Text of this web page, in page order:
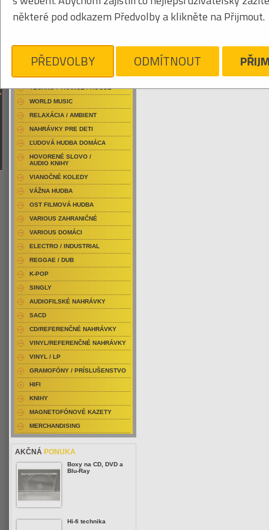
Je nám ľúto, ale pre daný žáner/
RAP / HIP HOP DOMÁCI
RAP / HIP HOP ZAHRANIČNÝ
DVD / HUDBA
PUNK / HARDCORE
TECHNO / TRANCE / HOUSE
WORLD MUSIC
RELAXÁCIA / AMBIENT
NAHRÁVKY PRE DETI
ĽUDOVÁ HUDBA DOMÁCA
HOVORENÉ SLOVO /
AUDIO KNIHY
VIANOČNÉ KOLEDY
VÁŽNA HUDBA
OST FILMOVÁ HUDBA
VARIOUS ZAHRANIČNÉ
VARIOUS DOMÁCI
ELECTRO / INDUSTRIAL
REGGAE / DUB
K-POP
SINGLY
AUDIOFILSKÉ NAHRÁVKY
SACD
CD/REFERENČNÉ NAHRÁVKY
VINYL/REFERENČNÉ NAHRÁVKY
VINYL / LP
GRAMOFÓNY / PRÍSLUŠENSTVO
HIFI
KNIHY
MAGNETOFÓNOVÉ KAZETY
MERCHANDISING
AKČNÁ PONUKA
Boxy na CD, DVD a
Blu-Ray
Hi-fi technika
některé pod odkazem Předvolby a klikněte na Přijmout.
PŘEDVOLBY ODMÍTNOUT